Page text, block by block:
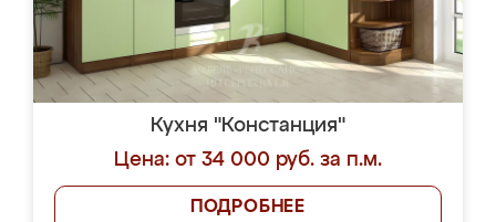
Кухня "Констанция"
Цена: от 34 000 руб. за п.м.
ПОДРОБНЕЕ